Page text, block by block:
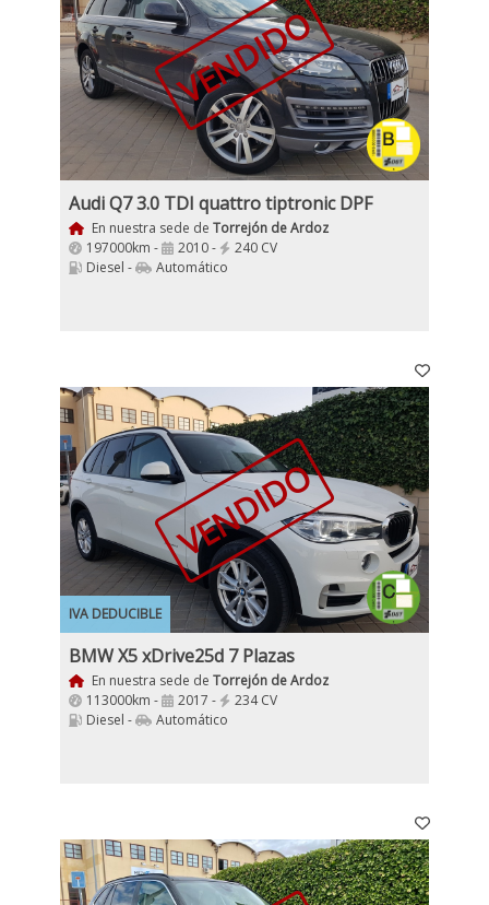
VENDIDO
Audi Q7 3.0 TDI quattro tiptronic DPF
En nuestra sede de Torrejón de Ardoz
197000km -
2010 -
240 CV
Diesel -
Automático
IVA DEDUCIBLE
VENDIDO
BMW X5 xDrive25d 7 Plazas
En nuestra sede de Torrejón de Ardoz
113000km -
2017 -
234 CV
Diesel -
Automático